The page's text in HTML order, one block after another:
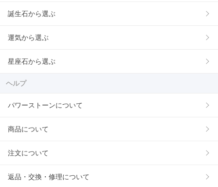
誕生石から選ぶ
運気から選ぶ
星座石から選ぶ
ヘルプ
パワーストーンについて
商品について
注文について
返品・交換・修理について